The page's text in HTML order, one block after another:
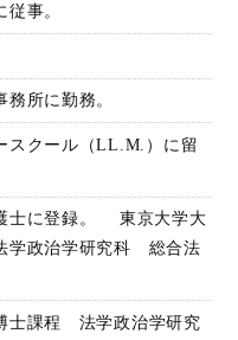
事。
所に勤務。
スクール（LL.M.）に留
士に登録。 東京大学大
政治学研究科 総合法
士課程 法学政治学研究